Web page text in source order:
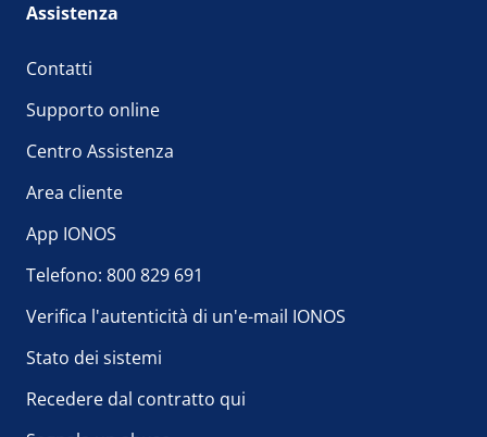
Assistenza
Contatti
Supporto online
Centro Assistenza
Area cliente
App IONOS
Telefono: 800 829 691
Verifica l'autenticità di un'e-mail IONOS
Stato dei sistemi
Recedere dal contratto qui